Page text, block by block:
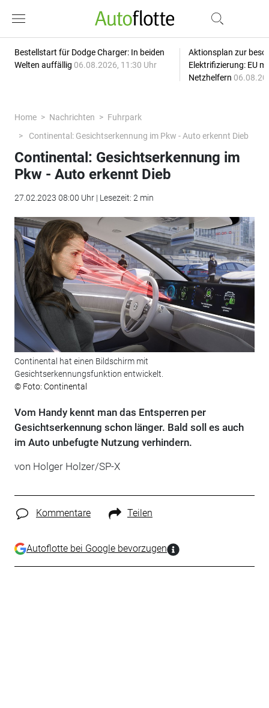
Bestellstart für Dodge Charger: In beiden
Welten auffällig 06.08.2026, 11:30 Uhr
Aktionsplan zur
Elektrifizierung: EU
Netzhelfern
Home Nachrichten
Fuhrpark
Continental: Gesichtserkennung im Pkw - Auto erkennt Dieb
Continental: Gesichtserkennung im
Pkw - Auto erkennt Dieb
27.02.2023 08:00 Uhr | Lesezeit: 2 min
Continental hat einen Bildschirm mit
Gesichtserkennungsfunktion entwickelt.
© Foto: Continental
Vom Handy kennt man das Entsperren per
Gesichtserkennung schon länger. Bald soll es auch
im Auto unbefugte Nutzung verhindern.
von Holger Holzer/SP-X
Kommentare Teilen
Autoflotte bei Google bevorzugen